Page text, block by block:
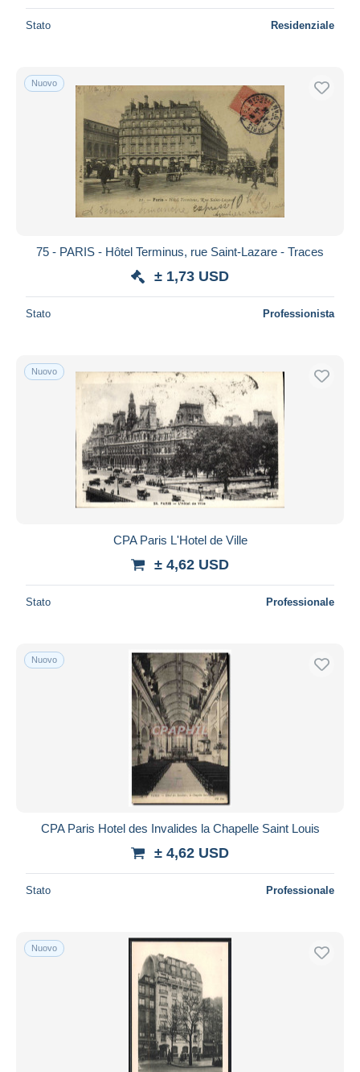
Stato Residenziale
Nuovo
75 - PARIS - Hôtel Terminus, rue Saint-Lazare - Traces
± 1,73 USD
Stato Professionista
Nuovo
CPA Paris L'Hotel de Ville
± 4,62 USD
Stato Professionale
Nuovo
CPA Paris Hotel des Invalides la Chapelle Saint Louis
± 4,62 USD
Stato Professionale
Nuovo